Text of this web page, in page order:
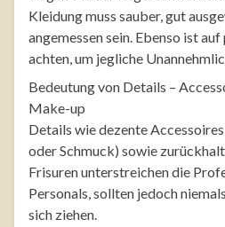
Kleidung muss sauber, gut
angemessen sein. Ebenso ist
achten, um jegliche
Bedeutung von Details –
Make-up
Details wie dezente
oder Schmuck) sowie
Frisuren unterstreichen die
Personals, sollten jedoch
sich ziehen.